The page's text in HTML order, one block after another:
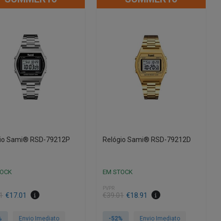
Sami® RSD-79212P
€17.01
Envio Imediato
Relógio Sami® RSD-79212D
EM STOCK
PVPR
€39.01
O
original
€18.91
O
atual
-52% Envio Imediato